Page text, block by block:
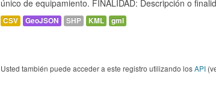
único de equipamiento. FINALIDAD: Descripción o
CSV GeoJSON SHP KML gml
Usted también puede acceder a este registro utilizando losAPI